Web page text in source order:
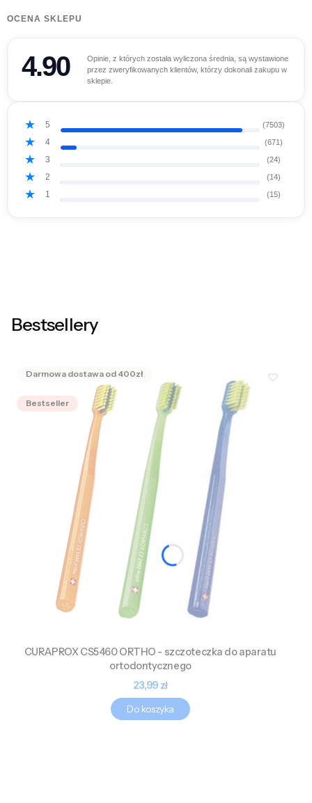
OCENA SKLEPU
4.90
Opinie, z których została wyliczona średnia, są wystawione
przez zweryfikowanych klientów, którzy dokonali zakupu w
sklepie.
5 (7503)
4 (671)
3 (24)
2 (14)
1 (15)
Bestsellery
Bestseller
CURAPROX CS5460 ORTHO - szczoteczka do aparatu
ortodontycznego
Cena
23,99 zł
Do koszyka